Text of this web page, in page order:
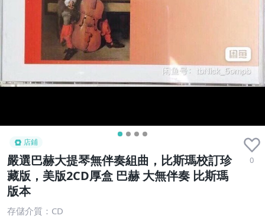
店鋪
嚴選巴赫大提琴無伴奏組曲，比斯瑪校訂珍
藏版，美版2CD厚盒 巴赫 大無伴奏 比斯瑪
版本
0
存儲介質：CD